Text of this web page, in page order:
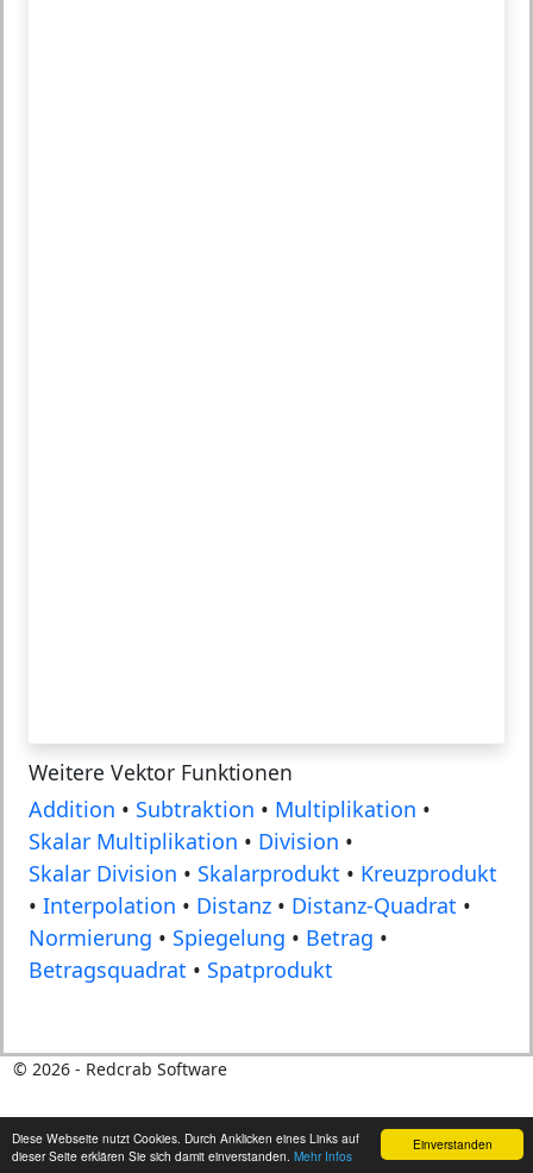
Einverstanden
Diese Webseite nutzt Cookies. Durch Anklicken eines Links auf
dieser Seite erklären Sie sich damit einverstanden. Mehr Infos
Weitere Vektor Funktionen
Addition • Subtraktion • Multiplikation •
Skalar Multiplikation • Division •
Skalar Division • Skalarprodukt • Kreuzprodukt
• Interpolation • Distanz • Distanz-Quadrat •
Normierung • Spiegelung • Betrag •
Betragsquadrat • Spatprodukt
© 2026- Redcrab Software